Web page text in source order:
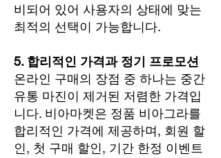
비되어 있어 사용자의 상태에 맞는
최적의 선택이 가능합니다.
5. 합리적인 가격과 정기 프로모션
온라인 구매의 장점 중 하나는 중간
유통 마진이 제거된 저렴한 가격입
니다. 비아마켓은 정품 비아그라를
합리적인 가격에 제공하며, 회원 할
인, 첫 구매 할인, 기간 한정 이벤트